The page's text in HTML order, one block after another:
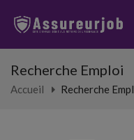
Recherche Emploi
Accueil Recherche